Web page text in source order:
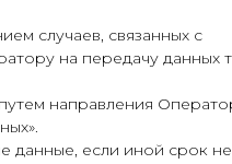
случаев, связанных с
на передачу данных
направления
данные, если иной срок не